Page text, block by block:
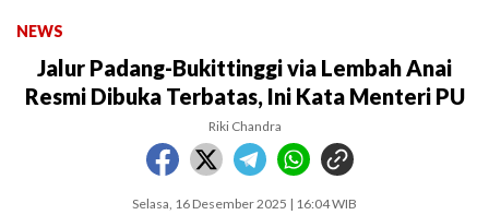
NEWS
Jalur Padang-Bukittinggi via Lembah Anai
Resmi Dibuka Terbatas, Ini Kata Menteri PU
Riki Chandra
Selasa, 16 Desember 2025 | 16:04 WIB